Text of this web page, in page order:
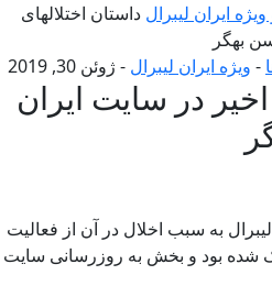
ایران لیبرال داستان اختلالهای
بهگر
- ویژه ایران لیبرال - ژوئن 30, 2019
در سایت ایران
به سبب اخلال در آن از فعالیت
شده بود و بخش به روزرسانی سایت